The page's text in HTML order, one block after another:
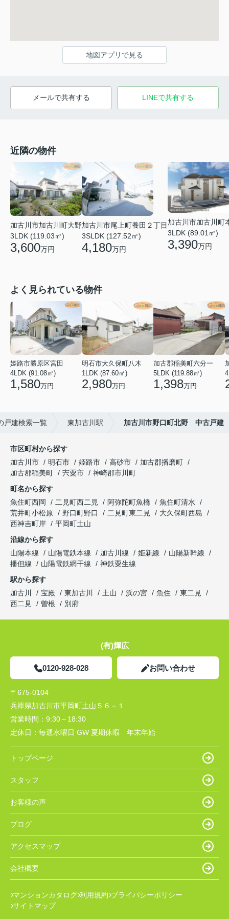
地図アプリで見る
メールで共有する LINEで共有する
近隣の物件
加古川市加古川町大野
3LDK (119.03㎡)
3,600万円
加古川市尾上町養田２丁目
3SLDK (127.52㎡)
4,180万円
加古川市加古川町
3LDK (89.01㎡)
3,390万円
よく見られている物件
姫路市勝原区宮田
4LDK (91.08㎡)
1,580万円
明石市大久保町八木
1LDK (87.60㎡)
2,980万円
加古郡稲美町六分一
5LDK (119.88㎡)
1,398万円
戸建検索一覧 東加古川駅 加古川市野口町北野 中古戸建
市区町村から探す
加古川市
明石市 姫路市 高砂市
加古郡播磨町
加古郡稲美町
宍粟市
神崎郡市川町
町名から探す
魚住町西岡
二見町西二見 阿弥陀町魚橋
魚住町清水
荒井町小松原
野口町野口 二見町東二見
大久保町西島
西神吉町岸
平岡町土山
沿線から探す
山陽本線
山陽電鉄本線 加古川線 姫新線
山陽新幹線
播但線
山陽電鉄網干線
神鉄粟生線
駅から探す
加古川
宝殿 東加古川 土山 浜の宮 魚住
東二見
西二見
曽根 別府
(有)輝広
0120-928-028 お問い合わせ
〒675-0104
兵庫県加古川市平岡町土山５６－１
営業時間： 9:30～18:30
定休日： 毎週水曜日 GW 夏期休暇 年末年始
トップページ
スタッフ
お客様の声
ブログ
アクセスマップ
会社概要
マンションカタログ 利用規約 プライバシーポリシー
サイトマップ